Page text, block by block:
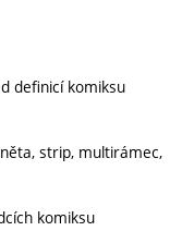
definicí komiksu
strip, multirámec,
komiksu